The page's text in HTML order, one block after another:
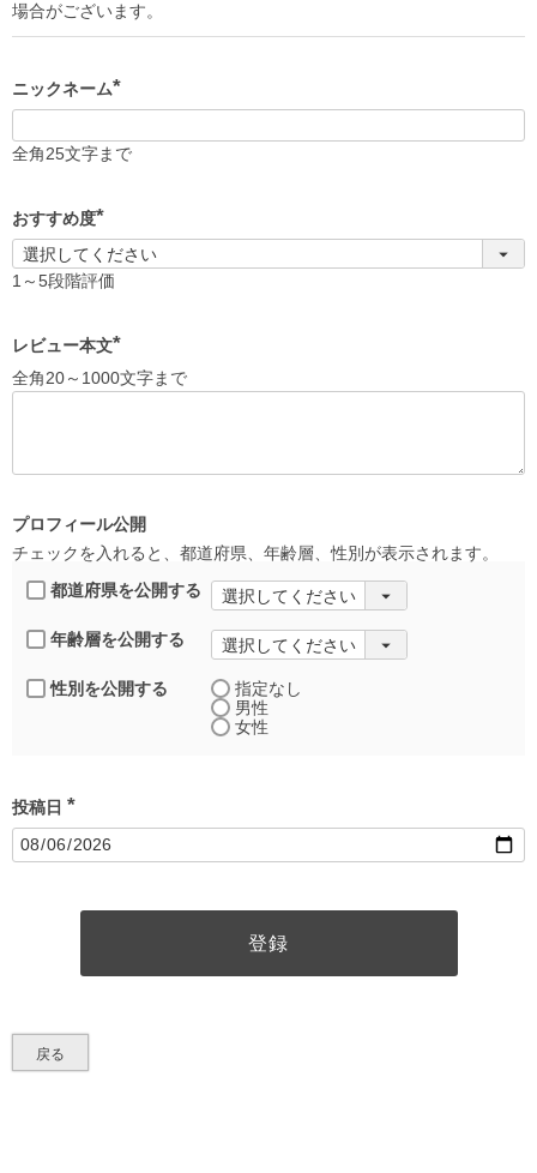
場合がございます。
ニックネーム
(
須
)
全角25文字まで
おすすめ度
(
必
須
)
1～5段階評価
レビュー本文
必
須
全角20～1000文字まで
プロフィール公開
チェックを入れると、都道府県、年齢層、性別が表示されます。
都道府県を公開する
年齢層を公開する
性別を公開する
指定なし
男性
女性
投稿日
(
必
須
登録
戻る